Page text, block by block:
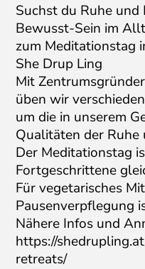
Suchst du Ruhe
Bewusst-Sein im
zum Meditationstag
She Drup Ling
Mit
üben wir
um die in unserem
Qualitäten der
Der Meditationstag
Fortgeschrittene
Für vegetarisches
Pausenverpflegung
Nähere Infos und
https://
retreats/